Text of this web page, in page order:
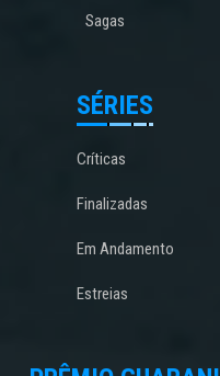
Sagas
SÉRIES
Críticas
Finalizadas
Em Andamento
Estreias